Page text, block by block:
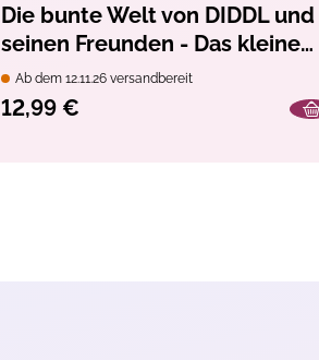
Die bunte Welt von DIDDL und
seinen Freunden - Das kleine
Aquarell-Set
Ab dem 12.11.26 versandbereit
12,99 €